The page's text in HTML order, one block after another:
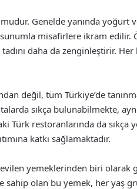
Genelde yanında yoğurt
misafirlere ikram edilir.
daha da zenginleştirir.
değil, tüm Türkiye’de
sıkça bulunabilmekte,
Türk restoranlarında da sıkça
katkı sağlamaktadır.
yemeklerinden biri olarak
olan bu yemek, her yaş